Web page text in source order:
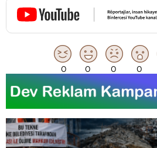
0 0 0 0